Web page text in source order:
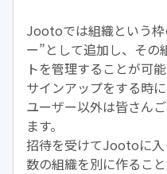
Jootoでは組織という
ー”として追加し、その
トを管理することが可能
サインアップをする時
ユーザー以外は皆さん
ます。
招待を受けてJootoに
数の組織を別に作ること